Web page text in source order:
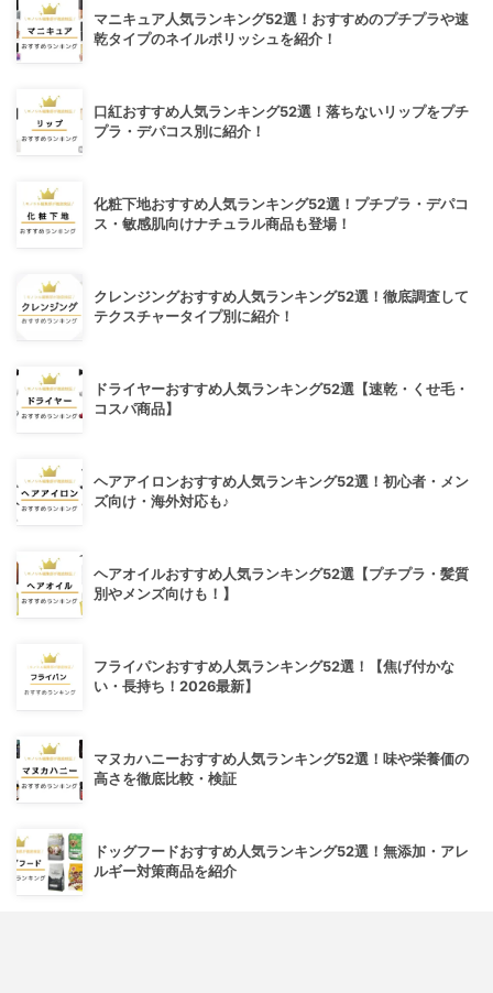
マニキュア人気ランキング52選！おすすめのプチプラや速
乾タイプのネイルポリッシュを紹介！
口紅おすすめ人気ランキング52選！落ちないリップをプチ
プラ・デパコス別に紹介！
化粧下地おすすめ人気ランキング52選！プチプラ・デパコ
ス・敏感肌向けナチュラル商品も登場！
クレンジングおすすめ人気ランキング52選！徹底調査して
テクスチャータイプ別に紹介！
ドライヤーおすすめ人気ランキング52選【速乾・くせ毛・
コスパ商品】
ヘアアイロンおすすめ人気ランキング52選！初心者・メン
ズ向け・海外対応も♪
ヘアオイルおすすめ人気ランキング52選【プチプラ・髪質
別やメンズ向けも！】
フライパンおすすめ人気ランキング52選！【焦げ付かな
い・長持ち！2026最新】
マヌカハニーおすすめ人気ランキング52選！味や栄養価の
高さを徹底比較・検証
ドッグフードおすすめ人気ランキング52選！無添加・アレ
ルギー対策商品を紹介